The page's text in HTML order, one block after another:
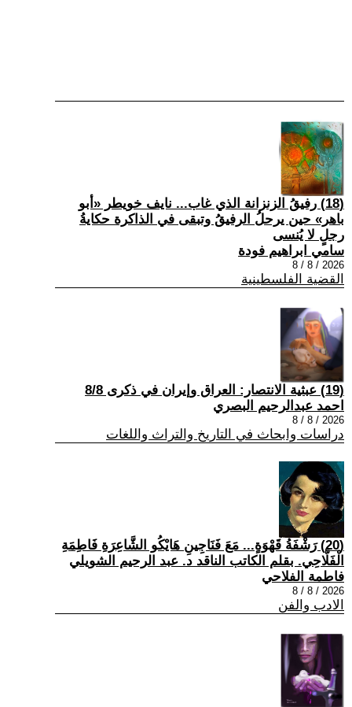
(18) رفيقُ الزنزانة الذي غاب... نايف خويطر «أبو
باهر» حين يرحلُ الرفيقُ وتبقى في الذاكرة حكايةُ
رجلٍ لا يُنسى
سامي ابراهيم فودة
2026 / 8 / 8
القضية الفلسطينية
(19) عبثية الانتصار: العراق وإيران في ذكرى 8/8
احمد عبدالرحيم البصري
2026 / 8 / 8
دراسات وابحاث في التاريخ والتراث واللغات
(20) رَشْفَةُ قَهْوَةٍ... مَعَ فَنَاجِينِ هَايْكُو الشَّاعِرَةِ فَاطِمَةِ
الْفَلَّاحِي. بقلم الكاتب الناقد د. عبد الرحيم الشويلي
فاطمة الفلاحي
2026 / 8 / 8
الادب والفن